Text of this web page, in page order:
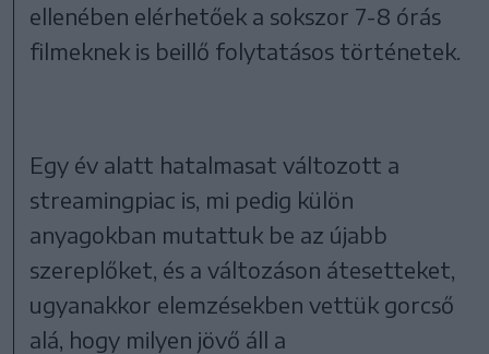
ellenében elérhetőek a sokszor 7-8 órás
filmeknek is beillő folytatásos történetek.
Egy év alatt hatalmasat változott a
streamingpiac is, mi pedig külön
anyagokban mutattuk be az újabb
szereplőket, és a változáson átesetteket,
ugyanakkor elemzésekben vettük gorcső
alá, hogy milyen jövő áll a